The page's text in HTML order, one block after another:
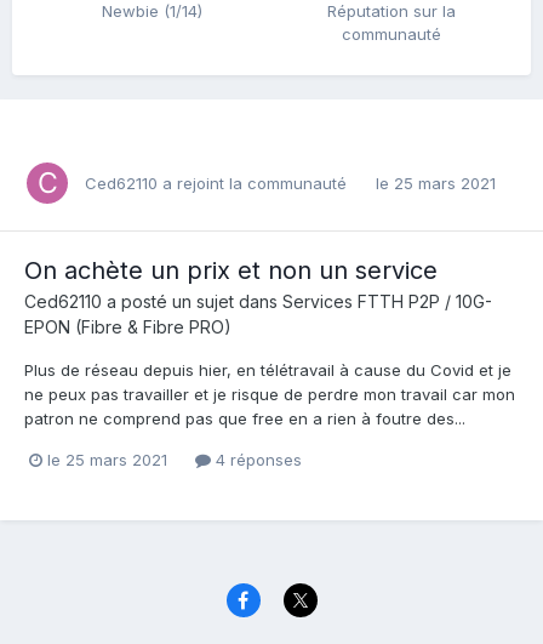
Newbie (1/14)
Réputation sur la
communauté
Ced62110 a rejoint la communauté le 25 mars 2021
On achète un prix et non un service
Ced62110 a posté un sujet dans Services FTTH P2P / 10G-
EPON (Fibre & Fibre PRO)
Plus de réseau depuis hier, en télétravail à cause du Covid et je
ne peux pas travailler et je risque de perdre mon travail car mon
patron ne comprend pas que free en a rien à foutre des...
le 25 mars 2021 4 réponses